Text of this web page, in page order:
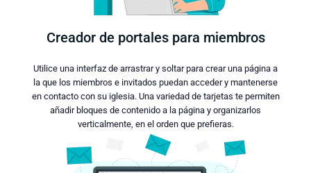
Creador de portales para miembros
Utilice una interfaz de arrastrar y soltar para crear una página a
la que los miembros e invitados puedan acceder y mantenerse
en contacto con su iglesia. Una variedad de tarjetas te permiten
añadir bloques de contenido a la página y organizarlos
verticalmente, en el orden que prefieras.